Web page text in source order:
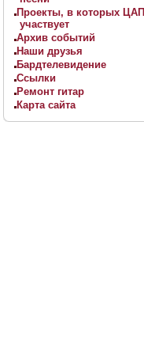
Проекты, в которых ЦАП
участвует
Архив событий
Наши друзья
Бардтелевидение
Ссылки
Ремонт гитар
Карта сайта